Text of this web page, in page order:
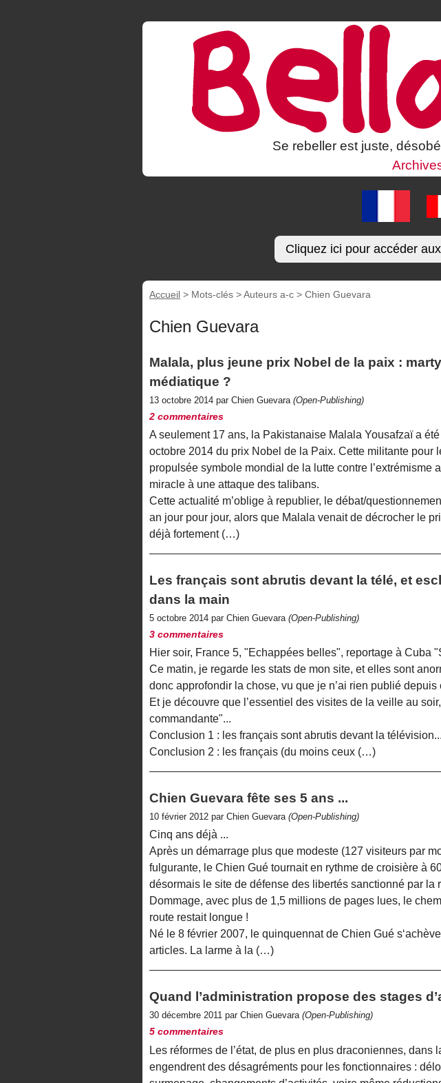
Se rebeller est juste,
Cliquez ici pour accéder
Accueil > Mots-clés > Auteurs a-c > Chien Guevara
Chien Guevara
Malala, plus jeune prix Nobel de la paix :
médiatique ?
13 octobre 2014 par Chien Guevara (Open-Publishing)
2 commentaires
A seulement 17 ans, la Pakistanaise Malala Yousafzaï a
octobre 2014 du prix Nobel de la Paix. Cette militante pour
propulsée symbole mondial de la lutte contre l’extrémisme
miracle à une attaque des talibans.
Cette actualité m’oblige à republier, le débat/
an jour pour jour, alors que Malala venait de décrocher le
déjà fortement (…)
Les français sont abrutis devant la télé, et
dans la main
5 octobre 2014 par Chien Guevara (Open-Publishing)
3 commentaires
Hier soir, France 5, "Echappées belles", reportage à Cuba
Ce matin, je regarde les stats de mon site, et elles sont
donc approfondir la chose, vu que je n’ai rien publié depuis
Et je découvre que l’essentiel des visites de la veille au
commandante"...
Conclusion 1 : les français sont abrutis devant la télévision...
Conclusion 2 : les français (du moins ceux (…)
Chien Guevara fête ses 5 ans ...
10 février 2012 par Chien Guevara (Open-Publishing)
Cinq ans déjà ...
Après un démarrage plus que modeste (127 visiteurs par
fulgurante, le Chien Gué tournait en rythme de croisière à
désormais le site de défense des libertés sanctionné par
Dommage, avec plus de 1,5 millions de pages lues, le
route restait longue !
Né le 8 février 2007, le quinquennat de Chien Gué
articles. La larme à la (…)
Quand l’administration propose des stages
30 décembre 2011 par Chien Guevara (Open-Publishing)
5 commentaires
Les réformes de l’état, de plus en plus draconiennes, dans
engendrent des désagréments pour les fonctionnaires :